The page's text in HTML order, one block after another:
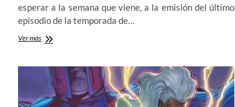
esperar a la semana que viene, a la emisión del último
episodio de la temporada de…
Ver másX-
–
Flipándome
con
la,